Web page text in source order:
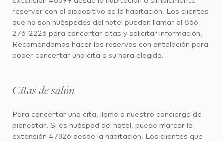
reservar con el dispositivo de la habitación. Los clientes
que no son huéspedes del hotel pueden llamar al 866-
276-2226 para concertar citas y solicitar información.
Recomendamos hacer las reservas con antelación para
poder concertar una cita a su hora elegida.
Citas de salón
Para concertar una cita, llame a nuestro concierge de
bienestar. Si es huésped del hotel, puede marcar la
extensión 47326 desde la habitación. Los clientes que